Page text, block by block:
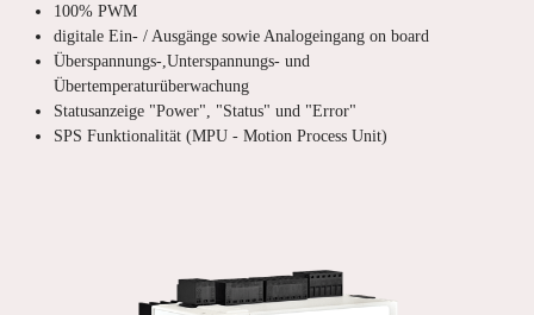
100% PWM
digitale Ein- / Ausgänge sowie Analogeingang on board
Überspannungs-,Unterspannungs- und
Übertemperaturüberwachung
Statusanzeige "Power", "Status" und "Error"
SPS Funktionalität (MPU - Motion Process Unit)